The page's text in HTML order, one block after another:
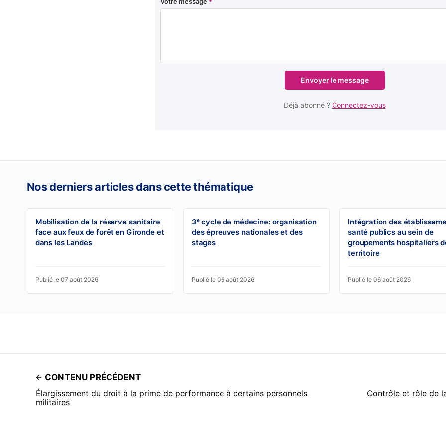
Envoyer le message
Déjà abonné ? Connectez-vous
Nos derniers articles dans cette thématique
Mobilisation de la réserve sanitaire
face aux feux de forêt en Gironde et
dans les Landes
Publié le 07 août 2026
3ᵉ cycle de médecine: organisation
des épreuves nationales et des
stages
Publié le 06 août 2026
Intégration des
santé publics au sein de
groupements hospitaliers
territoire
Publié le 06 août 2026
CONTENU PRÉCÉDENT
Élargissement du droit à la prime de performance à certains personnels
militaires
Contrôle et rôle de